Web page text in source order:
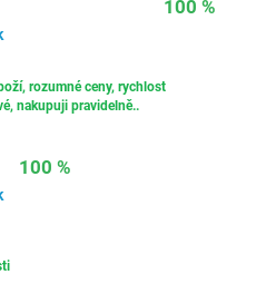
100 %
rozumné ceny, rychlost
nakupuji pravidelně..
100 %